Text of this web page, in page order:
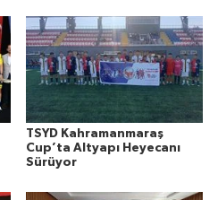
TSYD Kahramanmaraş
Cup’ta Altyapı Heyecanı
Sürüyor